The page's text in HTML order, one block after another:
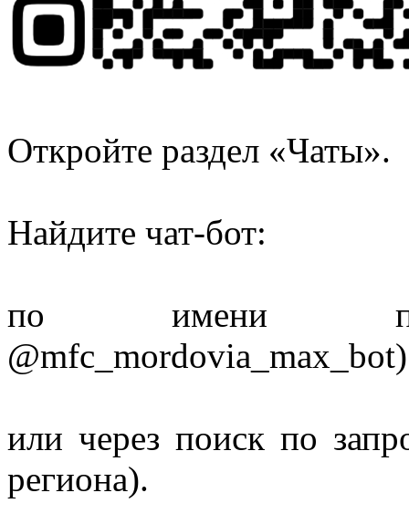
Откройте раздел «Чаты».
Найдите чат‑бот:
по имени
или через поиск по
региона).